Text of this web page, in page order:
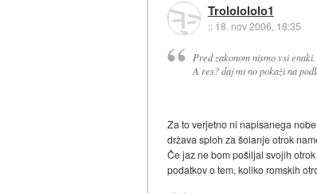
Trololololo1
:: 18. nov 2006, 18:35
Pred zakonom nismo vsi
A res? daj mi no pokaži na
Za to verjetno ni napisanega
država sploh za šolanje otrok
Če jaz ne bom pošiljal svojih
podatkov o tem, koliko romskih